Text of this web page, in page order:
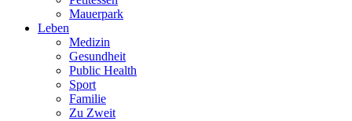
Mauerpark
Leben
Medizin
Gesundheit
Public Health
Sport
Familie
Zu Zweit